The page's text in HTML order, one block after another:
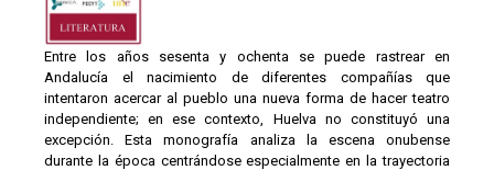
Entre los años sesenta y ochenta se puede rastrear en
Andalucía el nacimiento de diferentes compañías que
intentaron acercar al pueblo una nueva forma de hacer teatro
independiente; en ese contexto, Huelva no constituyó una
excepción. Esta monografía analiza la escena onubense
durante la época centrándose especialmente en la trayectoria